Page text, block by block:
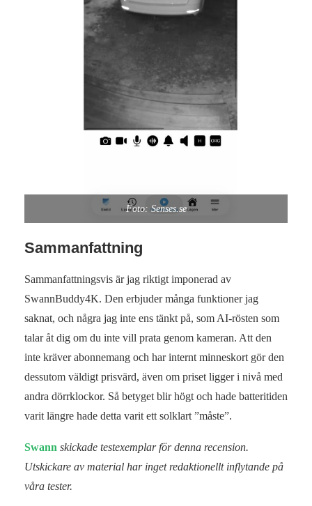
Foto: Senses.se
Sammanfattning
Sammanfattningsvis är jag riktigt imponerad av
SwannBuddy4K. Den erbjuder många funktioner jag
saknat, och några jag inte ens tänkt på, som AI‑rösten som
talar åt dig om du inte vill prata genom kameran. Att den
inte kräver abonnemang och har internt minneskort gör den
dessutom väldigt prisvärd, även om priset ligger i nivå med
andra dörrklockor. Så betyget blir högt och hade batteritiden
varit längre hade detta varit ett solklart ”måste”.
Swann skickade testexemplar för denna recension.
Utskickare av material har inget redaktionellt inflytande på
våra tester.